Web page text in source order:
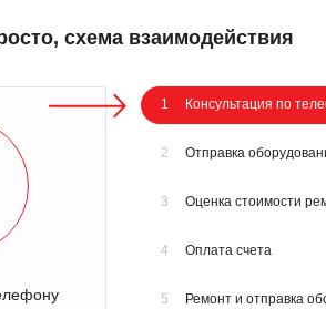
схема взаимодействия
1 Консультация по
2 Отправка
3 Оценка стоимости
4 Оплата счета
5 Ремонт и отправка